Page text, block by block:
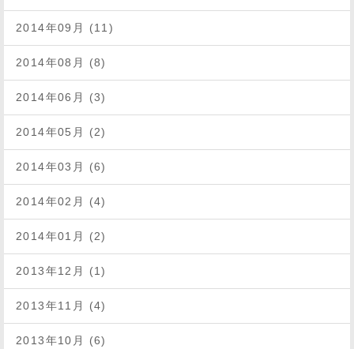
2014年09月 (11)
2014年08月 (8)
2014年06月 (3)
2014年05月 (2)
2014年03月 (6)
2014年02月 (4)
2014年01月 (2)
2013年12月 (1)
2013年11月 (4)
2013年10月 (6)